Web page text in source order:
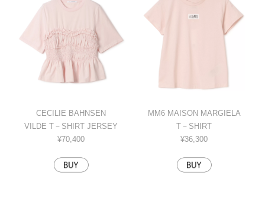
CECILIE BAHNSEN
VILDE T－SHIRT JERSEY
¥70,400
MM6 MAISON MARGIELA
T－SHIRT
¥36,300